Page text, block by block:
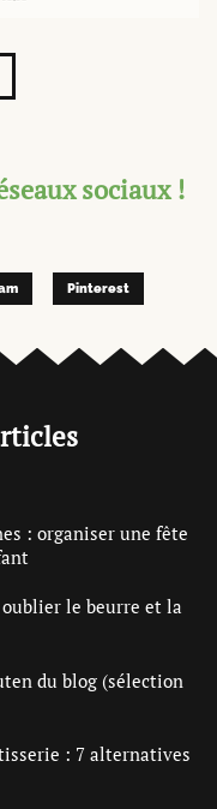
sociaux !
Pinterest
: organiser une fête
oublier le beurre et la
du blog (sélection
: 7 alternatives